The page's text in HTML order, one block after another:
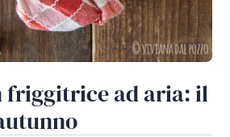
friggitrice ad aria: il